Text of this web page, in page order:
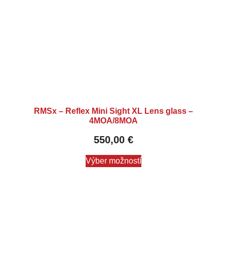
RMSx – Reflex Mini Sight XL Lens glass –
4MOA/8MOA
550,00 €
Výber možností